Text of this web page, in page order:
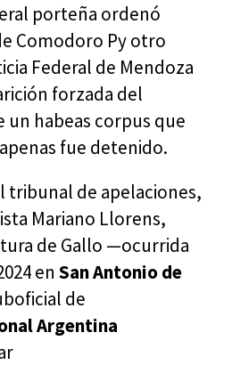
porteña ordenó
Comodoro Py otro
Federal de Mendoza
forzada del
un habeas corpus que
fue detenido.
tribunal de apelaciones,
Mariano Llorens,
de Gallo —ocurrida
en San Antonio de
de
Argentina